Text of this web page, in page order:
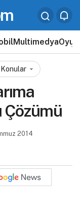
MultimedyaOyun
Konular
Çözümü
2014